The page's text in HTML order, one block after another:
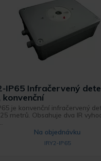
IP65 Infračervený
konvenční
je konvenční infračervený
metrů. Obsahuje dva IR
Na objednávku
IRY2-IP65